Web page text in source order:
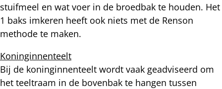
stuifmeel en wat voer in de broedbak te houden. Het
1 baks imkeren heeft ook niets met de Renson
methode te maken.
Koninginnenteelt
Bij de koninginnenteelt wordt vaak geadviseerd om
het teeltraam in de bovenbak te hangen tussen